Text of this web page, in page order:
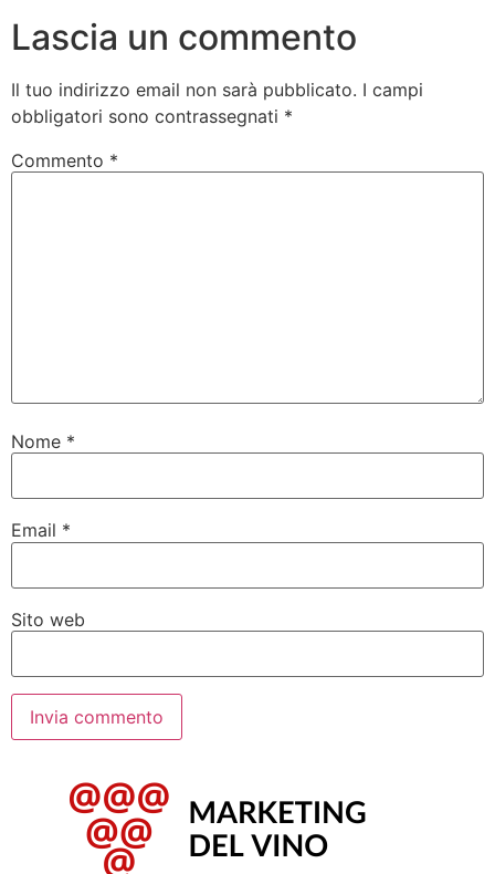
Lascia un commento
Il tuo indirizzo email non sarà pubblicato. I campi
obbligatori sono contrassegnati *
Commento *
Nome *
Email *
Sito web